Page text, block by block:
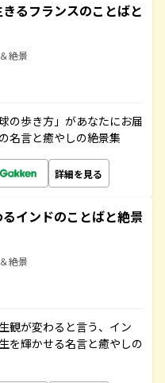
るフランスのことばと
絶景
の歩き方」があなたにお届
名言と癒やしの絶景集
詳細を見る
インドのことばと絶景
絶景
観が変わると言う、イン
を輝かせる名言と癒やしの